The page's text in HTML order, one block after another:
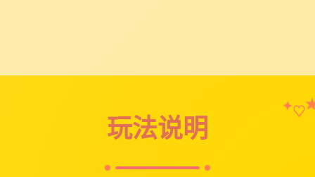
玩法说明
✦♡